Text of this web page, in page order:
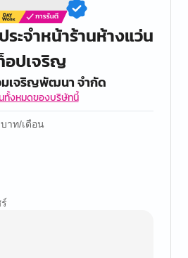
ะจำหน้าร้านห้างแว่น
อปเจริญ
มเจริญพัฒนา จำกัด
ทั้งหมดของบริษัทนี้
าท/เดือน